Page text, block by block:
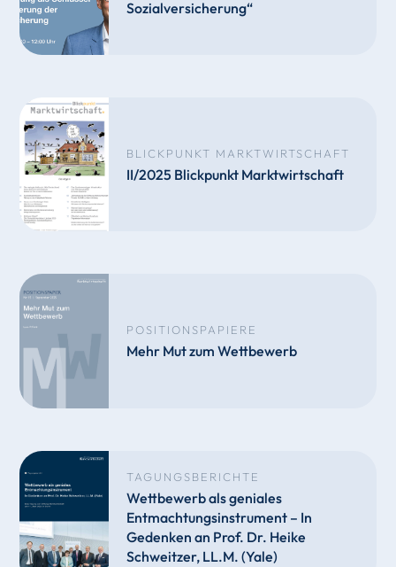
Sozialversicherung“
BLICKPUNKT MARKTWIRTSCHAFT
II/2025 Blickpunkt Marktwirtschaft
POSITIONSPAPIERE
Mehr Mut zum Wettbewerb
TAGUNGSBERICHTE
Wettbewerb als geniales
Entmachtungsinstrument – In
Gedenken an Prof. Dr. Heike
Schweitzer, LL.M. (Yale)